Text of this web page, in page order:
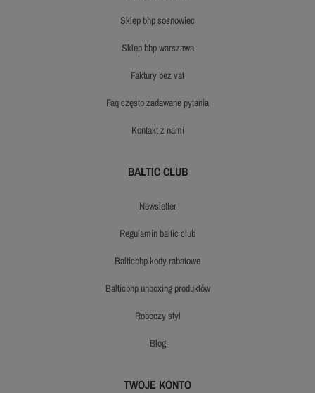
sklep bhp sosnowiec
sklep bhp warszawa
faktury bez vat
faq często zadawane pytania
kontakt z nami
BALTIC CLUB
newsletter
regulamin baltic club
balticbhp kody rabatowe
balticbhp unboxing produktów
roboczy styl
blog
TWOJE KONTO